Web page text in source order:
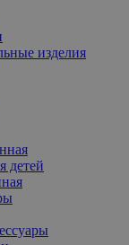
изделия
детей